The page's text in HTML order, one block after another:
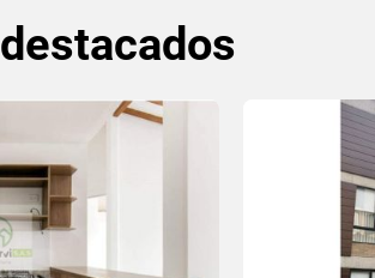
destacados